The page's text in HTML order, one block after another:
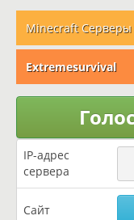
Minecraft Серверы
Extremesurvival
IP-адрес
сервера
Сайт